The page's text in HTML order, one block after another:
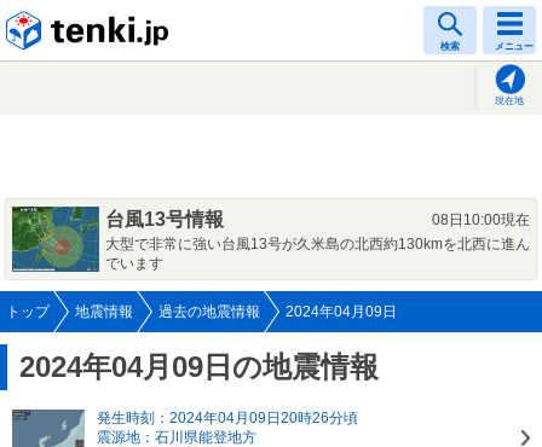
検索 メニュー
現在地
台風13号情報
08日10:00現在
大型で非常に強い台風13号が久米島の北西約130kmを北西に進ん
でいます
トップ 地震情報 過去の地震情報 2024年04月09日
2024年04月09日の地震情報
発生時刻：2024年04月09日20時26分頃
震源地：石川県能登地方